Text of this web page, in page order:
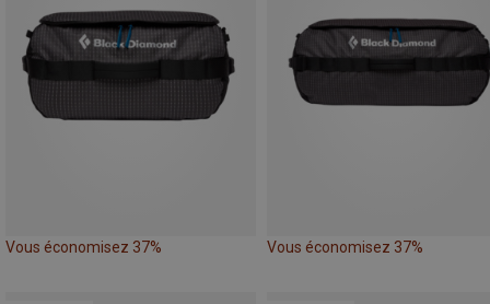
Vous économisez 37% Vous économisez 37%